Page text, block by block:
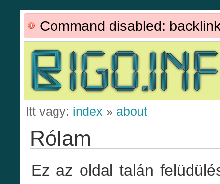
Command disabled:
Itt vagy: index » about
Rólam
Ez az oldal talán